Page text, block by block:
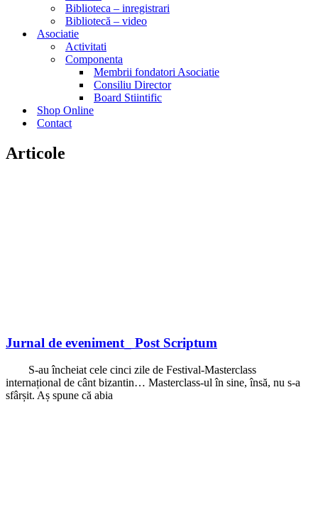
Biblioteca – inregistrari
Bibliotecă – video
Asociatie
Activitati
Componenta
Membrii fondatori Asociatie
Consiliu Director
Board Stiintific
Shop Online
Contact
Articole
Jurnal de eveniment_ Post Scriptum
S-au încheiat cele cinci zile de Festival-Masterclass
internațional de cânt bizantin… Masterclass-ul în sine, însă, nu s-a
sfârșit. Aș spune că abia